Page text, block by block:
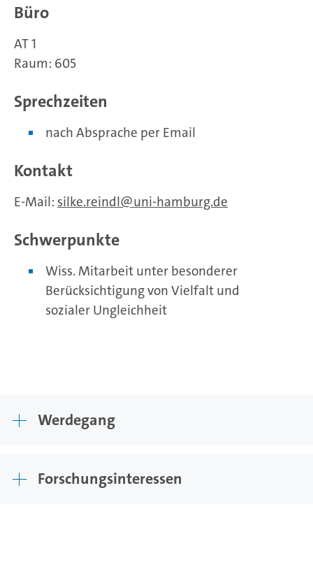
Büro
AT 1
Raum: 605
Sprechzeiten
nach Absprache per Email
Kontakt
E-Mail: silke.reindl uni-hamburg.de
Schwerpunkte
Wiss. Mitarbeit unter besonderer
Berücksichtigung von Vielfalt und
sozialer Ungleichheit
Werdegang
Forschungsinteressen